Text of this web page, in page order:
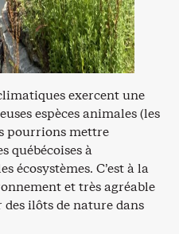
exercent une
espèces animales (les
pourrions mettre
québécoises à
écosystèmes. C’est à la
et très agréable
ilôts de nature dans